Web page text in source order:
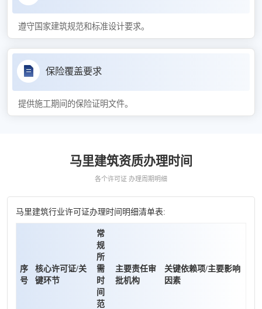
遵守国家建筑规范和标准设计要求。
保险覆盖要求
提供施工期间的保险证明文件。
马里建筑资质办理时间
各个许可证 办理周期明细
马里建筑行业许可证办理时间明细清单表:
序
号
核心许可证/关
键环节
常
规
所
需
时
间
范
主要责任审
批机构
关键依赖项/主要影响
因素